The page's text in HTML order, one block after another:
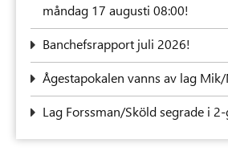
måndag 17 augusti 08:00!
Banchefsrapport juli 2026!
Ågestapokalen vanns av lag
Lag Forssman/Sköld segrade i